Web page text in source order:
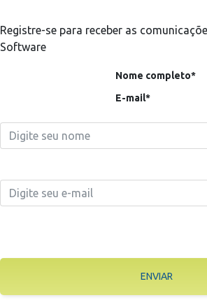
Registre-se para receber as
Software
Nome completo*
E-mail*
ENVIAR